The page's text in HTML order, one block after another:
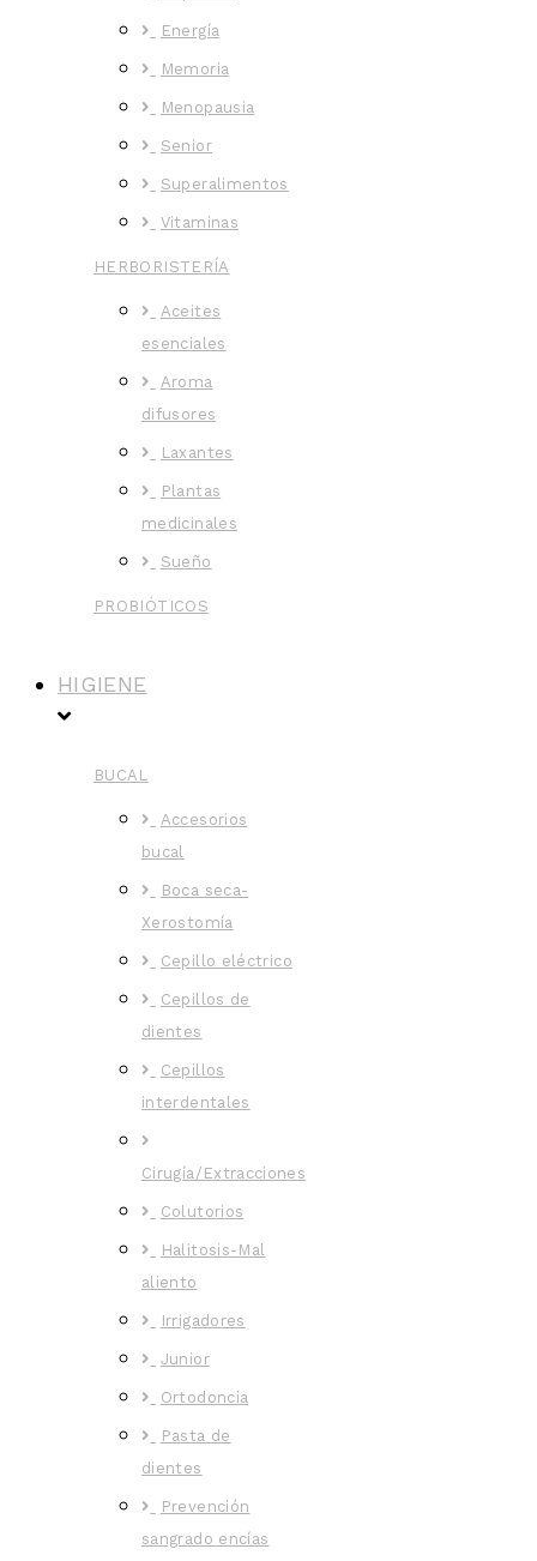
Energía
Memoria
Menopausia
Senior
Superalimentos
Vitaminas
HERBORISTERÍA
Aceites
esenciales
Aroma
difusores
Laxantes
Plantas
medicinales
Sueño
PROBIÓTICOS
HIGIENE
BUCAL
Accesorios
bucal
Boca seca-
Xerostomía
Cepillo eléctrico
Cepillos de
dientes
Cepillos
interdentales
Cirugía/Extracciones
Colutorios
Halitosis-Mal
aliento
Irrigadores
Junior
Ortodoncia
Pasta de
dientes
Prevención
sangrado encías